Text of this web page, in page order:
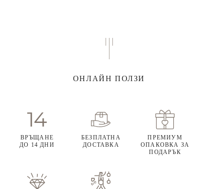
ОНЛАЙН ПОЛЗИ
ВРЪЩАНЕ
ДО 14 ДНИ
БЕЗПЛАТНА
ДОСТАВКА
ПРЕМИУМ
ОПАКОВКА ЗА
ПОДАРЪК